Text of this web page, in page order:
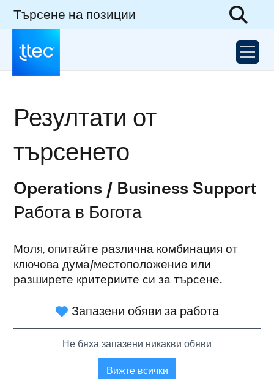
Търсене на позиции
Резултати от
търсенето
Operations / Business Support
Работа в Богота
Моля, опитайте различна комбинация от
ключова дума/местоположение или
разширете критериите си за търсене.
Запазени обяви за работа
Не бяха запазени никакви обяви
Вижте всички